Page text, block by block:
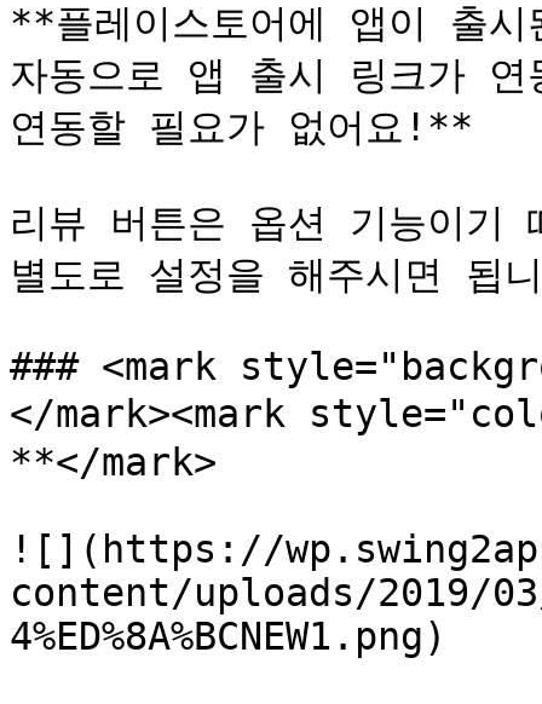
**플레이스토어에 앱이 출
자동으로 앱 출시 링크가
연동할 필요가 없어요!**
리뷰 버튼은 옵션 기능이기
별도로 설정을 해주시면 됩
### <mark
</mark><mark
**</mark>
![](https://
content/uploads/2019/03/
4%ED%8A%BCNEW1.png)